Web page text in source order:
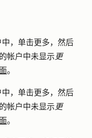
中，单击更多，然后
帐户中未显示 更
。
中，单击更多，然后
帐户中未显示 更
。